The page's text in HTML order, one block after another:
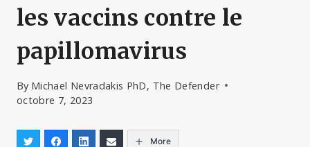
les vaccins contre le
papillomavirus
By Michael Nevradakis PhD, The Defender
octobre 7, 2023
More